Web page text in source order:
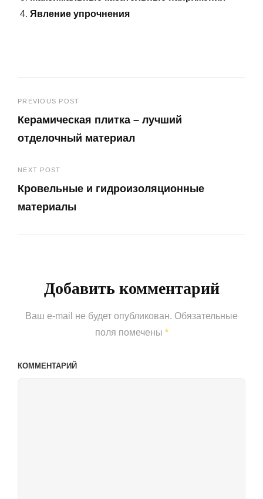
Явление упрочнения
Навигация
по
PREVIOUS POST
Керамическая плитка – лучший
отделочный материал
Post
NEXT POST
Кровельные и гидроизоляционные
материалы
Добавить комментарий
Ваш e-mail не будет опубликован. Обязательные
поля помечены *
КОММЕНТАРИЙ